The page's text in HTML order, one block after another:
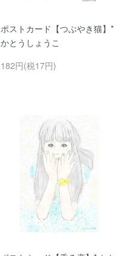
ポストカード【つぶやき猫】*
かとうしょうこ
182円(税17円)